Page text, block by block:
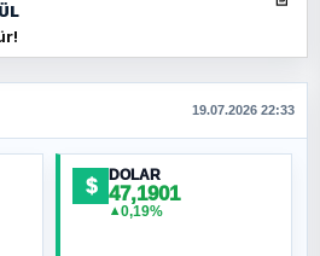
NATO Toplantısı mı, Yeni
Provası mı?
19.07.2026 22:33
$ DOLAR
47,1901
▲0,19%